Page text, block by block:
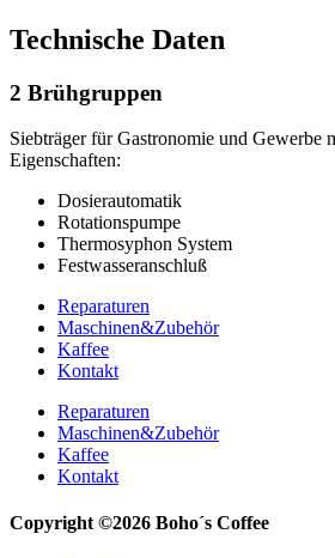
Technische Daten
2 Brühgruppen
Siebträger für Gastronomie und Gewerbe
Eigenschaften:
Dosierautomatik
Rotationspumpe
Thermosyphon System
Festwasseranschluß
Reparaturen
Maschinen&Zubehör
Kaffee
Kontakt
Reparaturen
Maschinen&Zubehör
Kaffee
Kontakt
Copyright ©2026 Boho´s Coffee